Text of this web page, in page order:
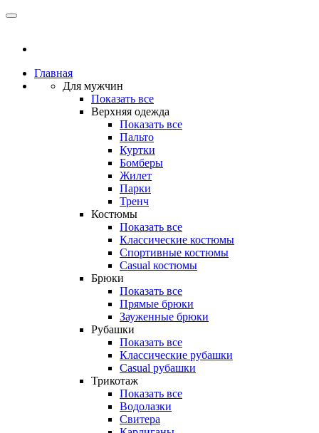
Главная
Для мужчин
Показать все
Верхняя одежда
Показать все
Пальто
Куртки
Бомберы
Жилет
Парки
Тренч
Костюмы
Показать все
Классические костюмы
Спортивные костюмы
Casual костюмы
Брюки
Показать все
Прямые брюки
Зауженные брюки
Рубашки
Показать все
Классические рубашки
Casual рубашки
Трикотаж
Показать все
Водолазки
Свитера